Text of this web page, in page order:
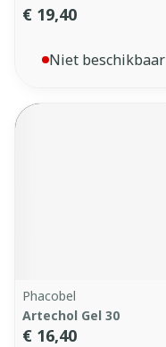
€ 19,40
Niet beschikbaar
Phacobel
Artechol Gel 30
€ 16,40